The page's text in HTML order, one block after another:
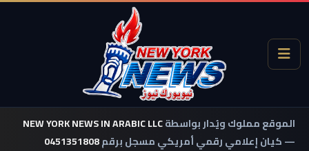
الموقع مملوك ويُدار بواسطةNEW YORK NEWS IN ARABIC LLC
— كيان إعلامي رقمي أمريكي مسجل برقم0451351808